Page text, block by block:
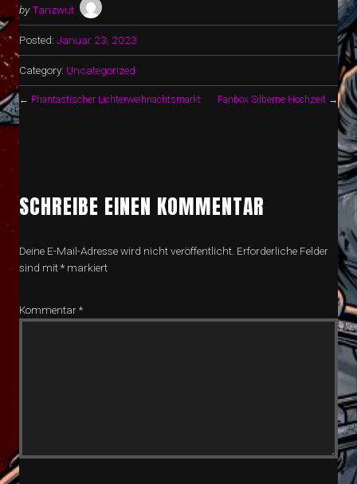
byTanzwut
Posted: Januar 23, 2023
Category: Uncategorized
← Phantastischer Lichterweihnachtsmarkt Fanbox Silberne Hochzeit →
SCHREIBE EINEN KOMMENTAR
Deine E-Mail-Adresse wird nicht veröffentlicht. Erforderliche Felder
sind mit* markiert
Kommentar*